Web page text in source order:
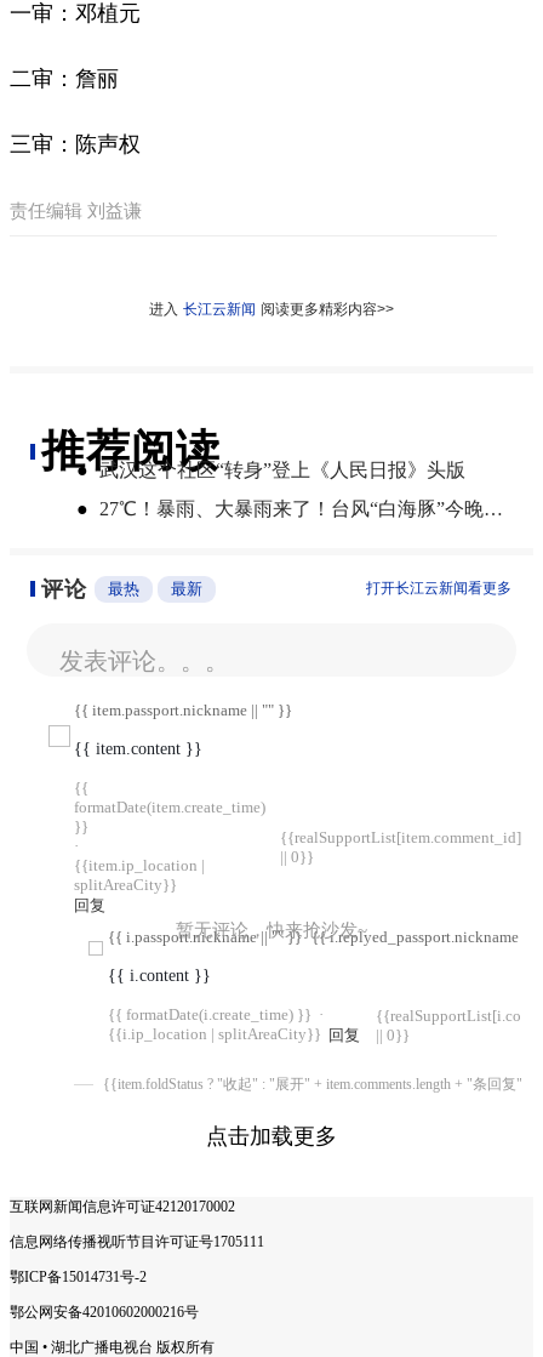
一审：邓植元
二审：詹丽
三审：陈声权
责任编辑 刘益谦
进入 长江云新闻 阅读更多精彩内容>>
推荐阅读
● 武汉这个社区“转身”登上《人民日报》头版
●
27℃！暴雨、大暴雨来了！台风“白海豚”今晚登陆，湖北开启降雨降温模式
评论 最热 最新 打开长江云新闻看更多
发表评论。。。
{{ item.passport.nickname || "" }}
{{ item.content }}
{{
formatDate(item.create_time)
}}
·
{{item.ip_location |
splitAreaCity}}
回复
{{realSupportList[item.comment_id]
|| 0}}
{{ i.passport.nickname || "" }} {{ i.replyed_passport.nickname ||
{{ i.content }}
{{ formatDate(i.create_time) }} ·
{{i.ip_location | splitAreaCity}} 回复
|| 0}}
{{item.foldStatus ? "收起" : "展开" + item.comments.length + "条回复"}}
暂无评论，快来抢沙发~
点击加载更多
互联网新闻信息许可证42120170002
信息网络传播视听节目许可证号1705111
鄂ICP备15014731号-2
鄂公网安备42010602000216号
中国 • 湖北广播电视台 版权所有